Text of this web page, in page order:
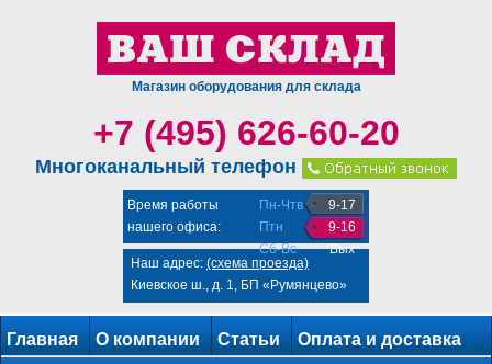
Магазин оборудования для склада
+7 (495) 626-60-20
Многоканальный телефон
Время работы
нашего офиса:
Пн-Чтв
Птн
Сб-Вс
9-17
9-16
Вых
Наш адрес: (схема проезда)
Киевское ш., д. 1, БП «Румянцево»
Главная О компании Статьи Оплата и доставка